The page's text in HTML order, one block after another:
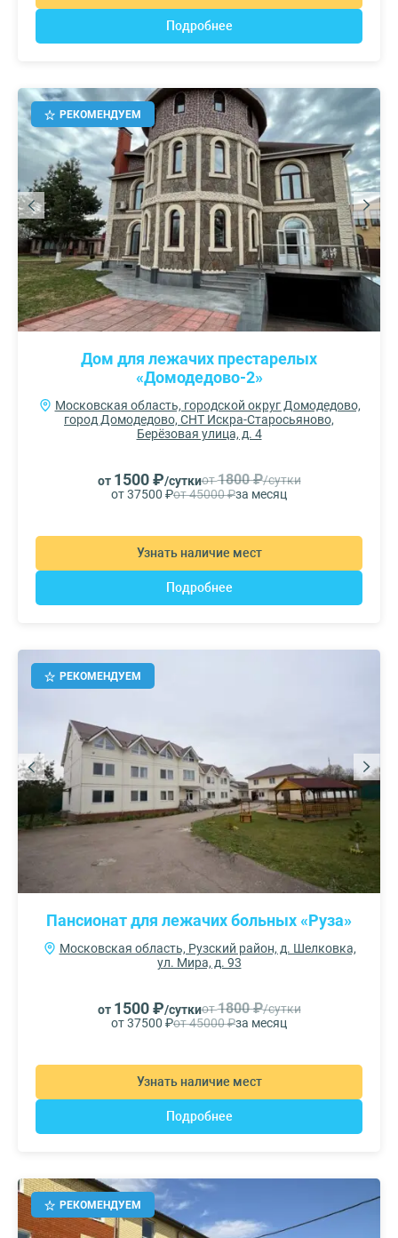
Подробнее
РЕКОМЕНДУЕМ
Дом для лежачих престарелых
«Домодедово-2»
Московская область, городской округ Домодедово,
город Домодедово, СНТ Искра-Старосьяново,
Берёзовая улица, д. 4
от 1500 ₽/суткиот1800 ₽/сутки
от 37500 ₽от 45000 ₽за месяц
Узнать наличие мест
Подробнее
РЕКОМЕНДУЕМ
Пансионат для лежачих больных «Руза»
Московская область, Рузский район, д. Шелковка,
ул. Мира, д. 93
от 1500 ₽/суткиот1800 ₽/сутки
от 37500 ₽от 45000 ₽за месяц
Узнать наличие мест
Подробнее
РЕКОМЕНДУЕМ